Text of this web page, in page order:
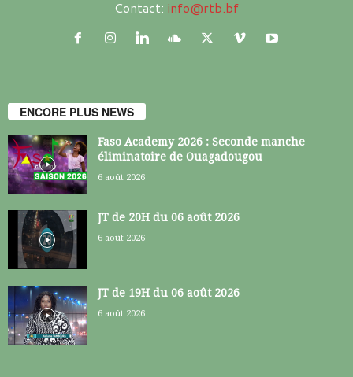
Contact: info@rtb.bf
ENCORE PLUS NEWS
Faso Academy 2026 : Seconde manche
éliminatoire de Ouagadougou
6 août 2026
JT de 20H du 06 août 2026
6 août 2026
JT de 19H du 06 août 2026
6 août 2026